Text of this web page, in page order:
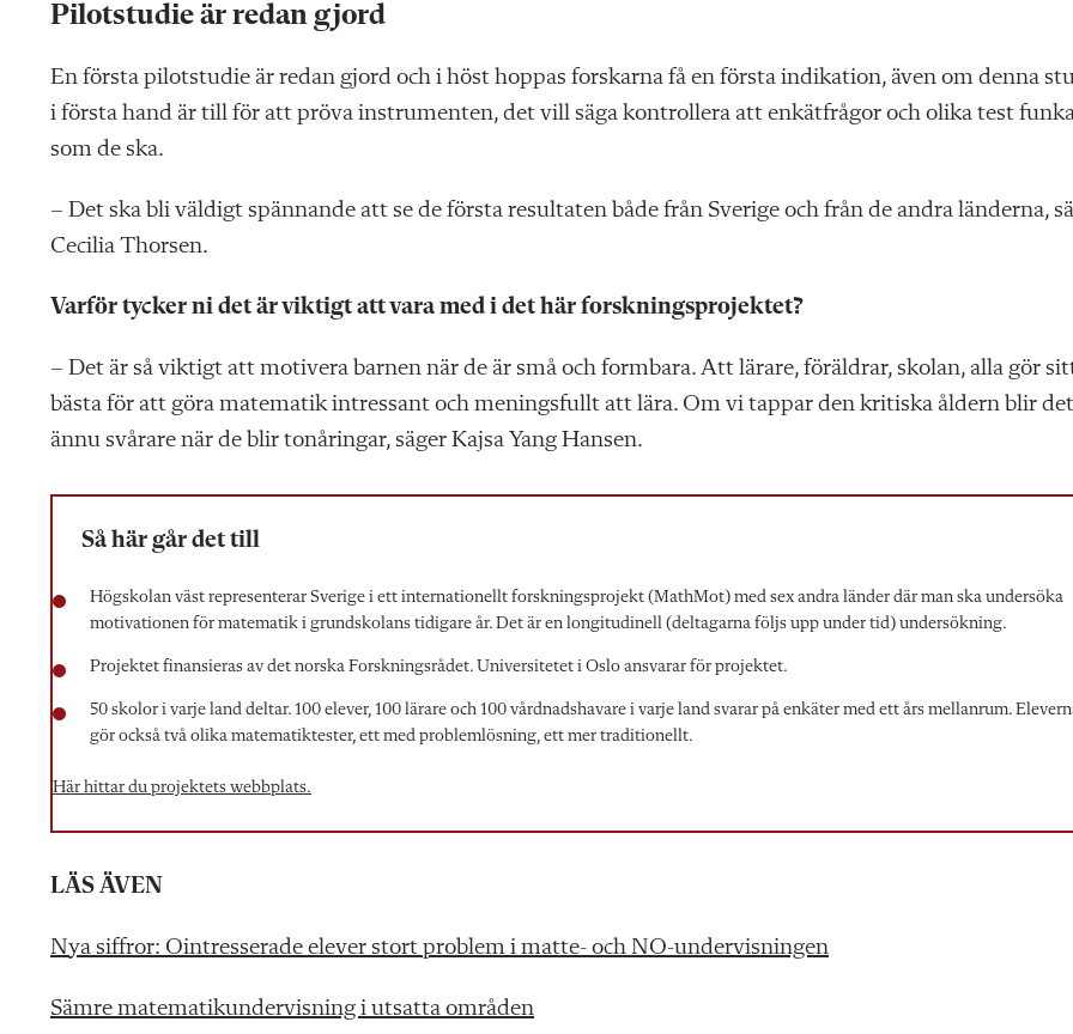
Pilotstudie är redan gjord
En första pilotstudie är redan gjord och i höst hoppas forskarna få en första indikation, även om denna
i första hand är till för att pröva instrumenten, det vill säga kontrollera att enkätfrågor och olika test
som de ska.
– Det ska bli väldigt spännande att se de första resultaten både från Sverige och från de andra länderna,
Cecilia Thorsen.
Varför tycker ni det är viktigt att vara med i det här forskningsprojektet?
– Det är så viktigt att motivera barnen när de är små och formbara. Att lärare, föräldrar, skolan, alla gör
bästa för att göra matematik intressant och meningsfullt att lära. Om vi tappar den kritiska åldern blir det
ännu svårare när de blir tonåringar, säger Kajsa Yang Hansen.
Så här går det till
Högskolan väst representerar Sverige i ett internationellt forskningsprojekt (MathMot) med sex andra länder där man ska undersöka
motivationen för matematik i grundskolans tidigare år. Det är en longitudinell (deltagarna följs upp under tid) undersökning.
Projektet finansieras av det norska Forskningsrådet. Universitetet i Oslo ansvarar för projektet.
50 skolor i varje land deltar. 100 elever, 100 lärare och 100 vårdnadshavare i varje land svarar på enkäter med ett års mellanrum.
gör också två olika matematiktester, ett med problemlösning, ett mer traditionellt.
Här hittar du projektets webbplats.
LÄS ÄVEN
Nya siffror: Ointresserade elever stort problem i matte- och NO-undervisningen
Sämre matematikundervisning i utsatta områden